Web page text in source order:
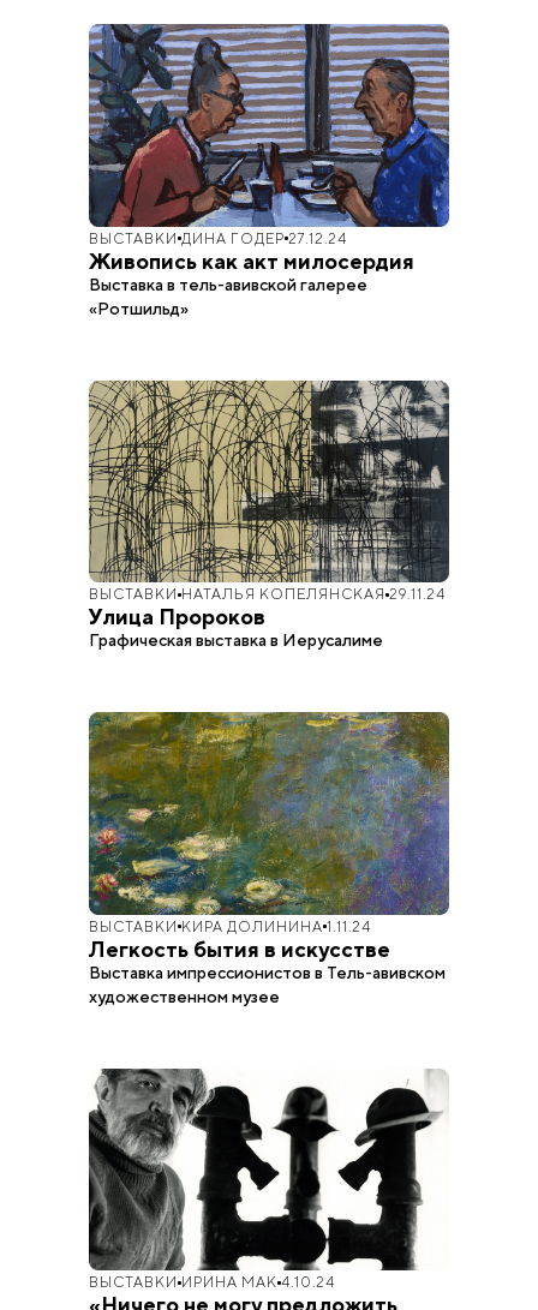
ВЫСТАВКИ ДИНА ГОДЕР 27.12.24
Живопись как акт милосердия
Выставка в тель-авивской галерее
«Ротшильд»
ВЫСТАВКИ НАТАЛЬЯ КОПЕЛЯНСКАЯ 29.11.24
Улица Пророков
Графическая выставка в Иерусалиме
ВЫСТАВКИ КИРА ДОЛИНИНА 1.11.24
Легкость бытия в искусстве
Выставка импрессионистов в Тель-авивском
художественном музее
ВЫСТАВКИ ИРИНА МАК 4.10.24